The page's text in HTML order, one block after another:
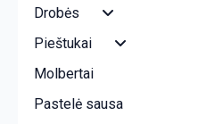
Drobės
Pieštukai
Molbertai
Pastelė sausa